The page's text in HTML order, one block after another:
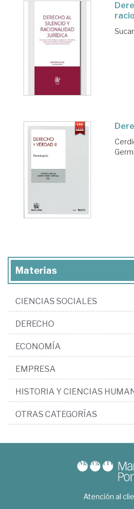
Materias
CIENCIAS SOCIALES
DERECHO
ECONOMÍA
EMPRESA
HISTORIA Y CIENCIAS
OTRAS CATEGORÍAS
Atención al